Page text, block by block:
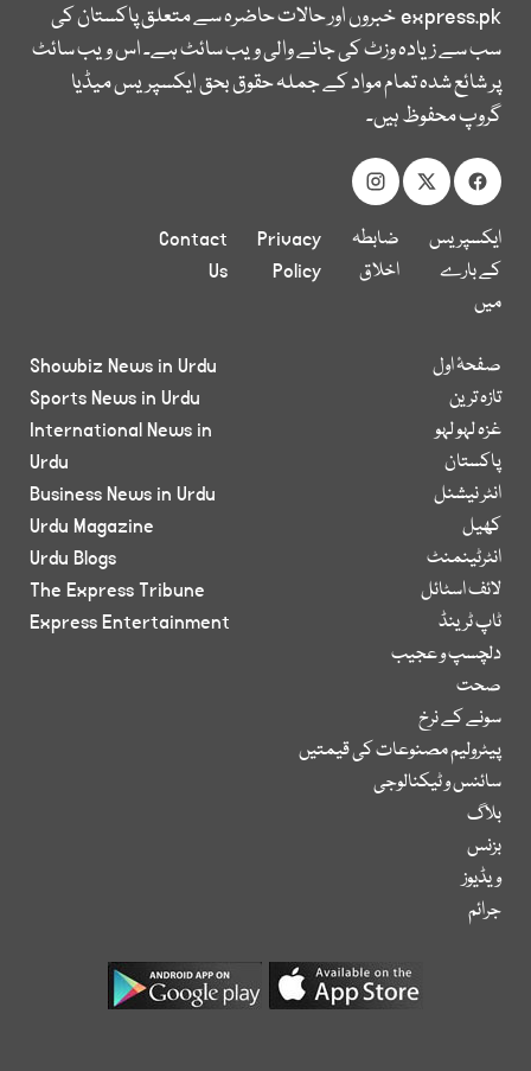
express.pkخبروں اور حالات حاضرہ سے متعلق پاکستان کی
سب سے زیادہ وزٹ کی جانے والی ویب سائٹ ہے۔ اس ویب سائٹ
پر شائع شدہ تمام مواد کے جملہ حقوق بحق ایکسپریس میڈیا
گروپ محفوظ ہیں۔
ایکسپریس
کے بارے
میں
ضابطہ
اخلاق
Privacy
Policy
Contact
Us
صفحۂ اول
تازہ ترین
غزہ لہو لہو
پاکستان
انٹر نیشنل
کھیل
انٹرٹینمنٹ
لائف اسٹائل
ٹاپ ٹرینڈ
دلچسپ و عجیب
صحت
سونے کے نرخ
پیٹرولیم مصنوعات کی قیمتیں
سائنس و ٹیکنالوجی
بلاگ
بزنس
ویڈیوز
جرائم
Showbiz News in Urdu
Sports News in Urdu
International News in
Urdu
Business News in Urdu
Urdu Magazine
Urdu Blogs
The Express Tribune
Express Entertainment